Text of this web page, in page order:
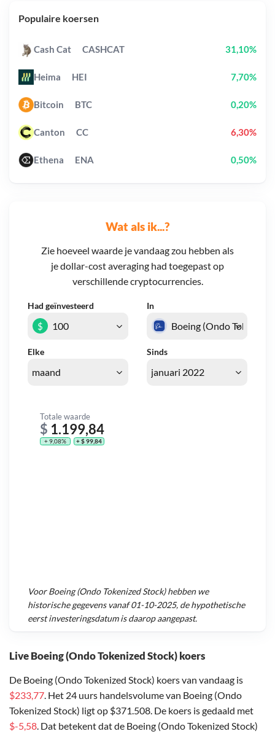
Live Boeing (Ondo Tokenized Stock) koers
De Boeing (Ondo Tokenized Stock) koers van vandaag is
$233,77. Het 24 uurs handelsvolume van Boeing (Ondo
Tokenized Stock) ligt op $371.508. De koers is gedaald met
$-5,58. Dat betekent dat de Boeing (Ondo Tokenized Stock)
Wat als ik...?
Zie hoeveel waarde je vandaag zou hebben als
je dollar-cost averaging had toegepast op
verschillende cryptocurrencies.
Had geïnvesteerd In
Elke Sinds
$
Totale waarde
$ 1.199,84
+ 9,08% + $ 99,84
VoorBoeing (Ondo Tokenized Stock)hebben we
historische gegevens vanaf01-10-2025, de hypothetische
eerst investeringsdatum is daarop aangepast.
Populaire koersen
Cash Cat CASHCAT 31,10%
Heima HEI 7,70%
Bitcoin BTC 0,20%
Canton CC 6,30%
Ethena ENA 0,50%